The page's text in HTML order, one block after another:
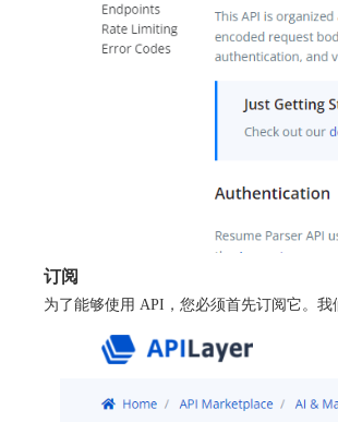
订阅
为了能够使用 API，您必须首先订阅它。